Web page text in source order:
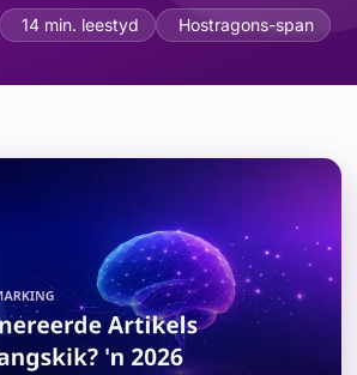
Artikels op
14 min. leestyd Hostragons-span